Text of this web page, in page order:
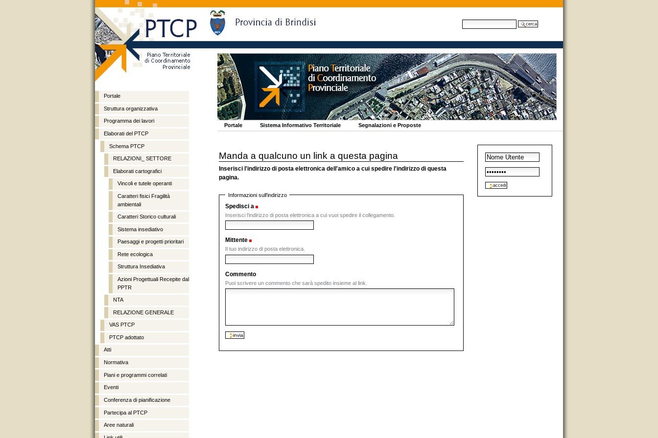
ai
contenuti.
Spostati
sulla
navigazione
cerca nel sito
Sezioni Portale Sistema Informativo Territoriale Segnalazioni e Proposte
Manda a qualcuno un link a questa pagina
Inserisci l'indirizzo di posta elettronica dell'amico a cui spedire l'indirizzo di questa
pagina.
Informazioni sull'indirizzo
Spedisci a
Inserisci l'indirizzo di posta elettronica a cui vuoi spedire il collegamento.
Mittente
Il tuo indirizzo di posta elettronica.
Commento
Puoi scrivere un commento che sarà spedito insieme al link.
Portale
Struttura organizzativa
Programma dei lavori
Elaborati del PTCP
Schema PTCP
RELAZIONI_ SETTORE
Elaborati cartografici
Vincoli e tutele operanti
Caratteri fisici Fragilità
ambientali
Caratteri Storico culturali
Sistema insediativo
Paesaggi e progetti prioritari
Rete ecologica
Struttura Insediativa
Azioni Progettuali Recepite dal
PPTR
NTA
RELAZIONE GENERALE
VAS PTCP
PTCP adottato
Atti
Normativa
Piani e programmi correlati
Eventi
Conferenza di pianificazione
Partecipa al PTCP
Aree naturali